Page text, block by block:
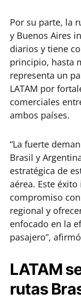
Por su parte, la
y Buenos Aires
diarios y tiene
principio, hasta
representa un
LATAM por
comerciales
ambos países.
“La fuerte
Brasil y
estratégica de
aérea. Este
compromiso
regional y
enfocado en la
pasajero”,
LATAM
rutas